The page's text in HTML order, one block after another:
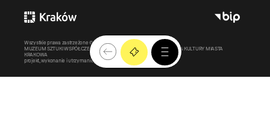
Wszystkie prawa zastrzeżone ©MOCAK
2011-2026
MUZEUM SZTUKI WSPÓŁCZESNEJ W KRAKOWIE MOCAK – INSTYTUCJA KULTURY MIASTA
KRAKOWA
projekt, wykonanie i utrzymanie:
Bonjour.pl